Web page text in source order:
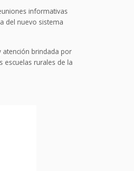
informativas
del nuevo sistema
atención brindada por
escuelas rurales de la